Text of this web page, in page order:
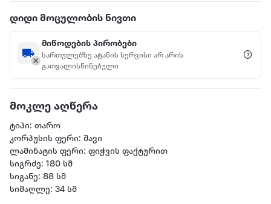
დიდი მოცულობის ნივთი
მიწოდების პირობები
სართულებზე ატანის სერვისი არ არის
გათვალისწინებული
მოკლე აღწერა
ტიპი: თარო
კორპუსის ფერი: შავი
ლამინატის ფერი: ფიჭვის ფაქტურით
სიგრძე: 180 სმ
სიგანე: 88 სმ
სიმაღლე: 34 სმ